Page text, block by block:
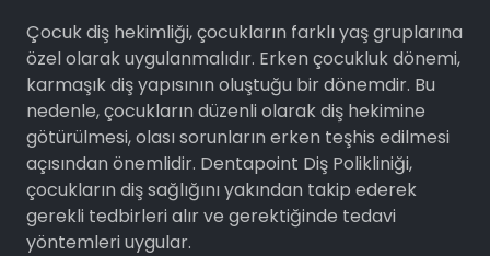
Çocuk diş hekimliği, çocukların farklı yaş gruplarına
özel olarak uygulanmalıdır. Erken çocukluk dönemi,
karmaşık diş yapısının oluştuğu bir dönemdir. Bu
nedenle, çocukların düzenli olarak diş hekimine
götürülmesi, olası sorunların erken teşhis edilmesi
açısından önemlidir. Dentapoint Diş Polikliniği,
çocukların diş sağlığını yakından takip ederek
gerekli tedbirleri alır ve gerektiğinde tedavi
yöntemleri uygular.